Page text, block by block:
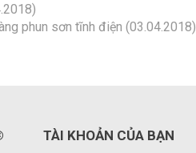
phun sơn tĩnh điện (03.04.2018)
TÀI KHOẢN CỦA BẠN